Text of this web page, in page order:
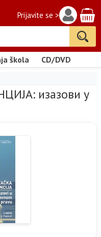
Prijavite se >
škola
CD/DVD
изазови у